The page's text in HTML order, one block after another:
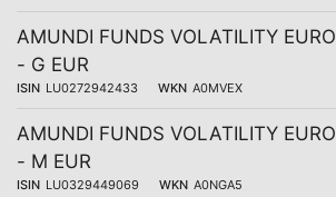
AMUNDI FUNDS VOLATILITY EURO
- G EUR
ISIN LU0272942433 WKN A0MVEX
AMUNDI FUNDS VOLATILITY EURO
- M EUR
ISIN LU0329449069 WKN A0NGA5